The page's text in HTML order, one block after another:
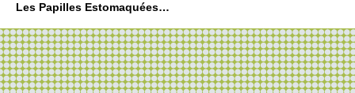
Les Papilles Estomaquées…